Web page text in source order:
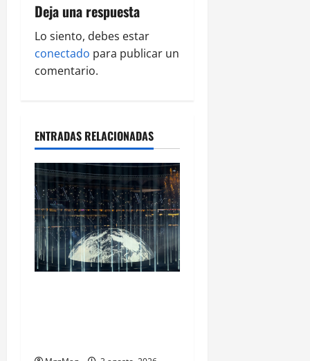
Deja una respuesta
Lo siento, debes estar
conectado para publicar un
comentario.
ENTRADAS RELACIONADAS